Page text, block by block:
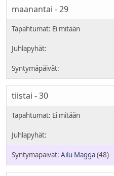
maanantai - 29
tiistai - 30
Ailu Magga(48)